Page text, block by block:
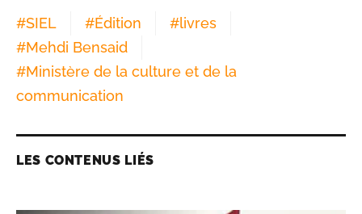
#SIEL #Édition #livres
#Mehdi Bensaid
#Ministère de la culture et de la
communication
LES CONTENUS LIÉS